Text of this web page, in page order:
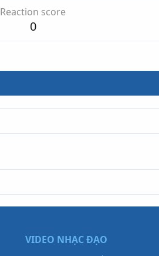
Reaction score
0
VIDEO NHẠC ĐẠO